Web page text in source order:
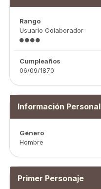
Rango
Usuario Colaborador
Cumpleaños
06/09/1870
Información Personal
Género
Hombre
Primer Personaje